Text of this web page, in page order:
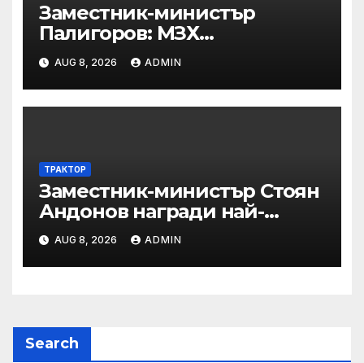
Заместник-министър
Палигоров: МЗХ
предприема комплекс от
мерки за възстановяване на
горите от съхненето и на
полезащитните пояси в
AUG 8, 2026 ADMIN
ТРАКТОР
Заместник-министър Стоян
Андонов награди най-
заслужилите спортисти на
ОСК “Левски”
AUG 8, 2026 ADMIN
Search